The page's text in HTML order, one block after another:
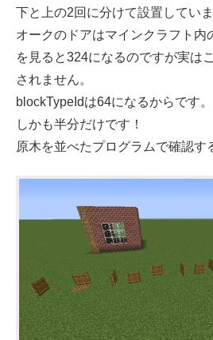
下と上の2回に分けて設置していま
オークのドアはマインクラフト内
を見ると324になるのですが実は
されません。
blockTypeIdは64になるからです。
しかも半分だけです！
原木を並べたプログラムで確認す